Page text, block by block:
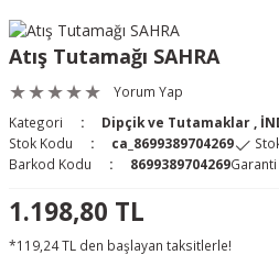
Pantolon
& Kalkanlar
Well) ve Arka Kabzalar
Atış Tutamağı SAHRA
Yorum Yap
Kategori
Dipçik ve Tutamaklar
Stok Kodu
ca_8699389704269
Barkod Kodu
8699389704269
1.198,80 TL
*119,24 TL den başlayan taksitlerle!